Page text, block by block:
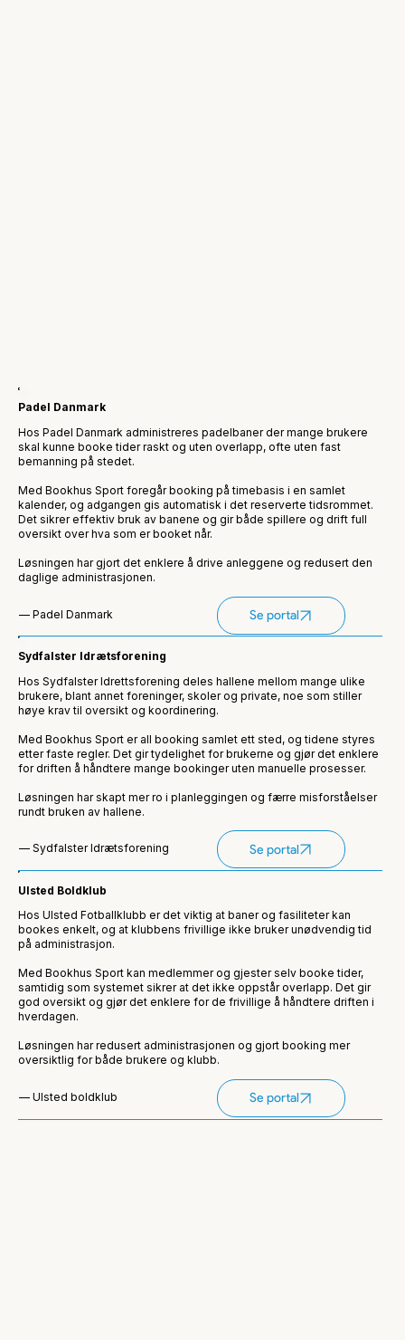
Padel Danmark
Hos Padel Danmark administreres padelbaner der mange brukere
skal kunne booke tider raskt og uten overlapp, ofte uten fast
bemanning på stedet.
Med Bookhus Sport foregår booking på timebasis i en samlet
kalender, og adgangen gis automatisk i det reserverte tidsrommet.
Det sikrer effektiv bruk av banene og gir både spillere og drift full
oversikt over hva som er booket når.
Løsningen har gjort det enklere å drive anleggene og redusert den
daglige administrasjonen.
— Padel Danmark Se portal
Sydfalster Idrætsforening
Hos Sydfalster Idrettsforening deles hallene mellom mange ulike
brukere, blant annet foreninger, skoler og private, noe som stiller
høye krav til oversikt og koordinering.
Med Bookhus Sport er all booking samlet ett sted, og tidene styres
etter faste regler. Det gir tydelighet for brukerne og gjør det enklere
for driften å håndtere mange bookinger uten manuelle prosesser.
Løsningen har skapt mer ro i planleggingen og færre misforståelser
rundt bruken av hallene.
— Sydfalster Idrætsforening Se portal
Ulsted Boldklub
Hos Ulsted Fotballklubb er det viktig at baner og fasiliteter kan
bookes enkelt, og at klubbens frivillige ikke bruker unødvendig tid
på administrasjon.
Med Bookhus Sport kan medlemmer og gjester selv booke tider,
samtidig som systemet sikrer at det ikke oppstår overlapp. Det gir
god oversikt og gjør det enklere for de frivillige å håndtere driften i
hverdagen.
Løsningen har redusert administrasjonen og gjort booking mer
oversiktlig for både brukere og klubb.
— Ulsted boldklub Se portal